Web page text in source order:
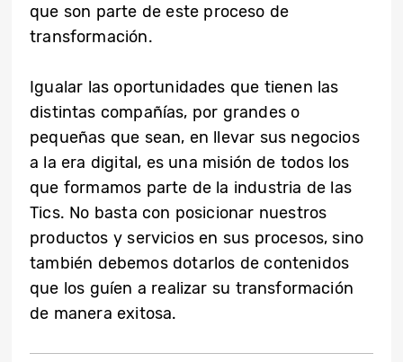
que son parte de este proceso de
transformación.
Igualar las oportunidades que tienen las
distintas compañías, por grandes o
pequeñas que sean, en llevar sus negocios
a la era digital, es una misión de todos los
que formamos parte de la industria de las
Tics. No basta con posicionar nuestros
productos y servicios en sus procesos, sino
también debemos dotarlos de contenidos
que los guíen a realizar su transformación
de manera exitosa.